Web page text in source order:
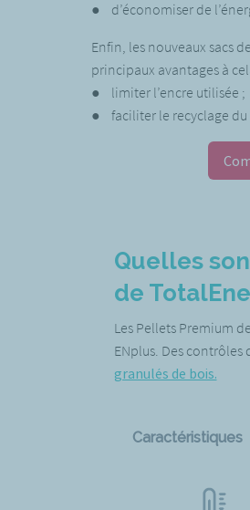
● d’économiser de
Enfin, les nouveaux sacs
principaux avantages à
● limiter l’encre utilisée ;
● faciliter le recyclage du
Quelles
de
Les Pellets Premium
ENplus. Des
granulés de bois.
Caractéristiques